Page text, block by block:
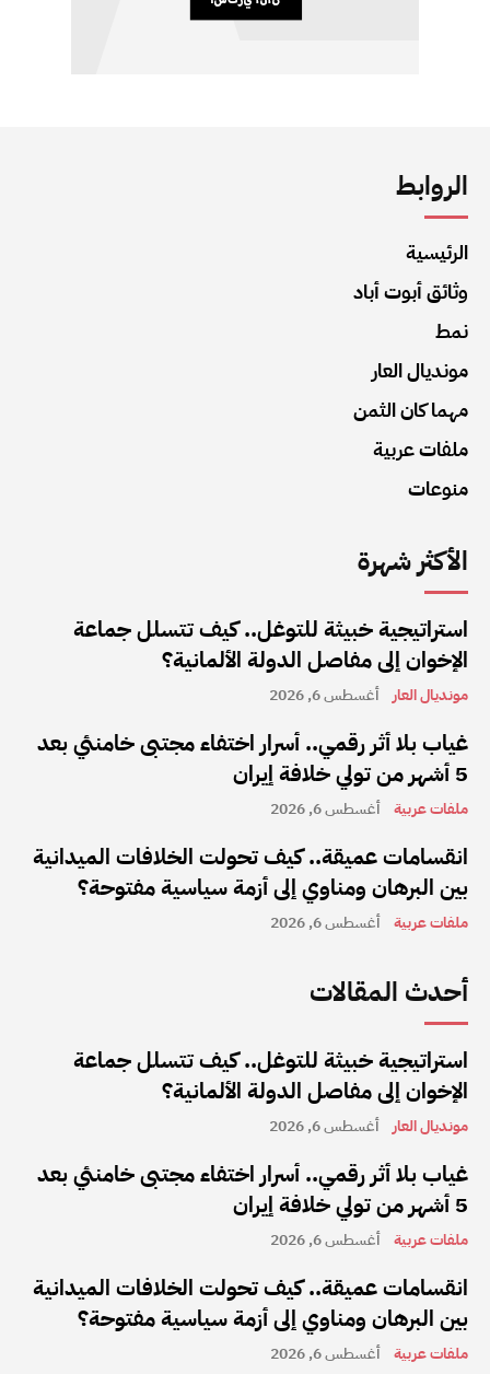
الروابط
الرئيسية
وثائق أبوت أباد
نمط
مونديال العار
مهما كان الثمن
ملفات عربية
منوعات
الأكثر شهرة
استراتيجية خبيثة للتوغل.. كيف تتسلل جماعة
الإخوان إلى مفاصل الدولة الألمانية؟
مونديال العار أغسطس 6, 2026
غياب بلا أثر رقمي.. أسرار اختفاء مجتبى خامنئي بعد
5 أشهر من تولي خلافة إيران
ملفات عربية أغسطس 6, 2026
انقسامات عميقة.. كيف تحولت الخلافات الميدانية
بين البرهان ومناوي إلى أزمة سياسية مفتوحة؟
ملفات عربية أغسطس 6, 2026
أحدث المقالات
استراتيجية خبيثة للتوغل.. كيف تتسلل جماعة
الإخوان إلى مفاصل الدولة الألمانية؟
مونديال العار أغسطس 6, 2026
غياب بلا أثر رقمي.. أسرار اختفاء مجتبى خامنئي بعد
5 أشهر من تولي خلافة إيران
ملفات عربية أغسطس 6, 2026
انقسامات عميقة.. كيف تحولت الخلافات الميدانية
بين البرهان ومناوي إلى أزمة سياسية مفتوحة؟
ملفات عربية أغسطس 6, 2026